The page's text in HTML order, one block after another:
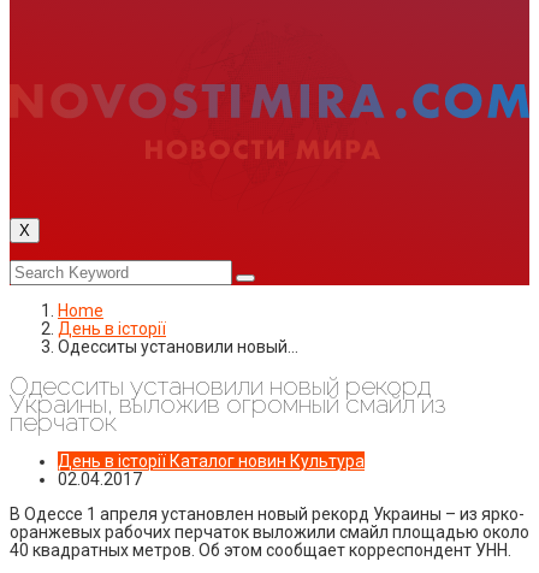
X
Home
День в історії
Одесситы установили новый…
Одесситы установили новый рекорд
Украины, выложив огромный смайл из
перчаток
День в історіїКаталог новин Культура
02.04.2017
В Одессе 1 апреля установлен новый рекорд Украины – из ярко-
оранжевых рабочих перчаток выложили смайл площадью около
40 квадратных метров. Об этом сообщает корреспондент УНН.